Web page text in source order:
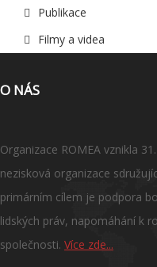
Publikace
Filmy a videa
O NÁS
Organizace ROMEA vznikla
nezisková organizace
primárním cílem je podpora
lidských práv, napomáhání k
společnosti. Více zde...